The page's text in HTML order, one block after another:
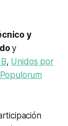
y
y
, Unidos por